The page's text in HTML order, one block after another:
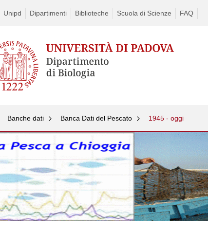
Unipd Dipartimenti Biblioteche Scuola di Scienze FAQ
Banche dati Banca Dati del Pescato 1945 - oggi
to
content